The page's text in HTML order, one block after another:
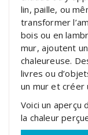
lin, paille, ou
transformer
bois ou en
mur, ajoutent
chaleureuse.
livres ou
un mur et créer
Voici un aperçu
la chaleur